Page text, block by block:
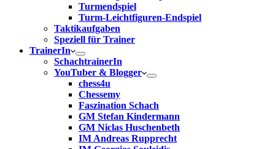
Turmendspiel
Turm-Leichtfiguren-Endspiel
Taktikaufgaben
Speziell für Trainer
TrainerIn
SchachtrainerIn
YouTuber & Blogger
chess4u
Chessemy
Faszination Schach
GM Stefan Kindermann
GM Niclas Huschenbeth
IM Andreas Rupprecht